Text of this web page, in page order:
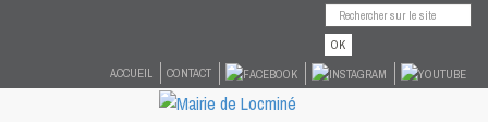
OK
ACCUEIL
CONTACT